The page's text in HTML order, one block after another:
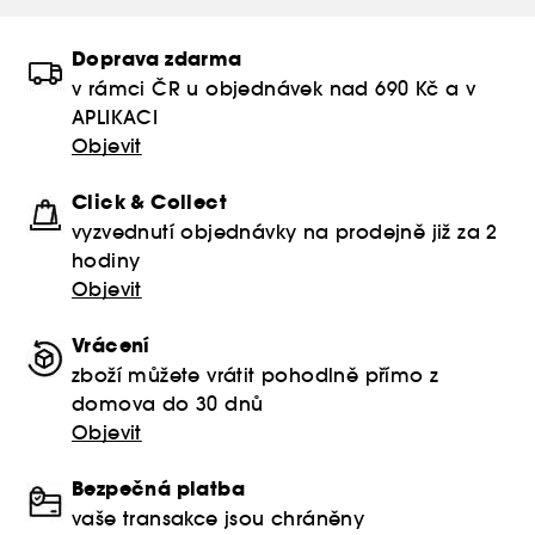
Doprava zdarma
v rámci ČR u objednávek nad 690 Kč a v
APLIKACI
Objevit
Click & Collect
vyzvednutí objednávky na prodejně již za 2
hodiny
Objevit
Vrácení
zboží můžete vrátit pohodlně přímo z
domova do 30 dnů
Objevit
Bezpečná platba
vaše transakce jsou chráněny